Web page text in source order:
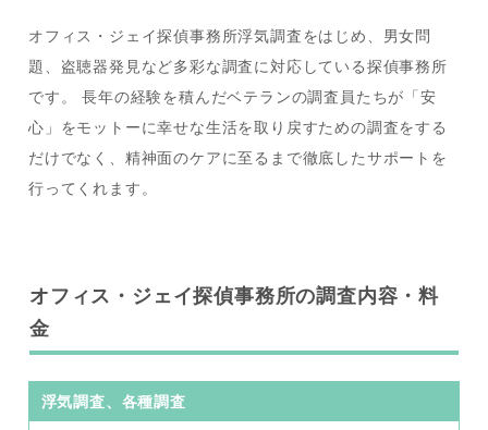
オフィス・ジェイ探偵事務所浮気調査をはじめ、男女問
題、盗聴器発見など多彩な調査に対応している探偵事務所
です。 長年の経験を積んだベテランの調査員たちが「安
心」をモットーに幸せな生活を取り戻すための調査をする
だけでなく、精神面のケアに至るまで徹底したサポートを
行ってくれます。
オフィス・ジェイ探偵事務所の調査内容・料
金
浮気調査、各種調査